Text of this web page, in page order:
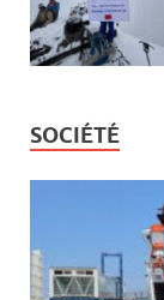
SOCIÉTÉ